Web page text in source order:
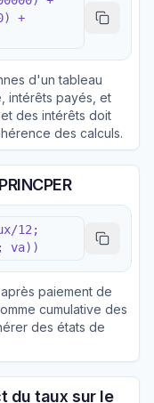
+
d'un tableau
intérêts payés, et
des intérêts doit
des calculs.
12;
va))
paiement de
cumulative des
des états de
du taux sur le